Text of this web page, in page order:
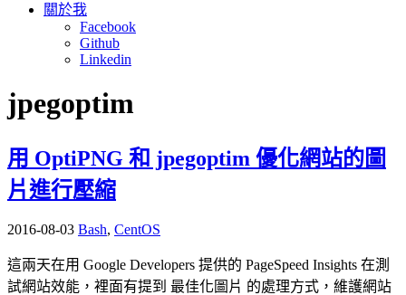
關於我
Facebook
Github
Linkedin
jpegoptim
用 OptiPNG 和 jpegoptim 優化網站的圖
片進行壓縮
2016-08-03 Bash, CentOS
這兩天在用 Google Developers 提供的 PageSpeed Insights 在測
試網站效能，裡面有提到 最佳化圖片 的處理方式，維護網站